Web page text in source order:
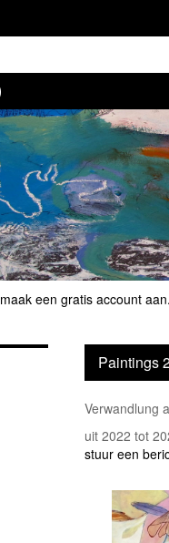
maak een gratis account aan.
Paintings
Verwandlung
uit 2022 tot
stuur een